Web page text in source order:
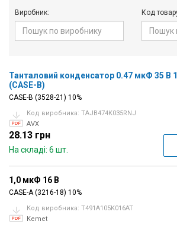
авторизація
Виробники
Доставка
Тех.
Підтримка
Блог
Виробник: Код
Танталовий конденсатор 0.47 мкФ 35 В
(CASE-B)
CASE-B (3528-21) 10%
Код виробника: TAJB474K035RNJ
AVX
28.13 грн
На складі: 6 шт.
1,0 мкФ 16 В
CASE-A (3216-18) 10%
Код виробника: T491A105K016AT
Kemet